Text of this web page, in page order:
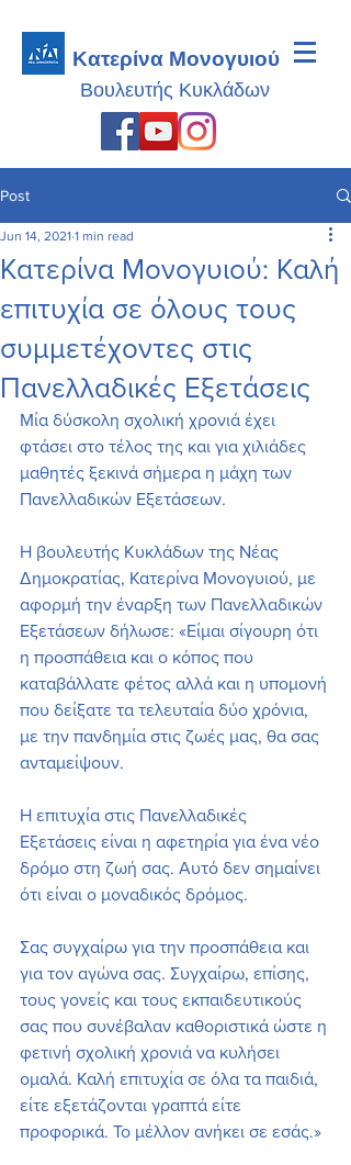
Κατερίνα Μονογυιού
Βουλευτής Κυκλάδων
Post
Κατερίνα Μονογυιού: Καλή
επιτυχία σε όλους τους
συμμετέχοντες στις
Πανελλαδικές Εξετάσεις
Jun 14, 2021 1 min read
Μία δύσκολη σχολική χρονιά έχει
φτάσει στο τέλος της και για χιλιάδες
μαθητές ξεκινά σήμερα η μάχη των
Πανελλαδικών Εξετάσεων.
Η βουλευτής Κυκλάδων της Νέας
Δημοκρατίας, Κατερίνα Μονογυιού, με
αφορμή την έναρξη των Πανελλαδικών
Εξετάσεων δήλωσε: «Είμαι σίγουρη ότι
η προσπάθεια και ο κόπος που
καταβάλλατε φέτος αλλά και η υπομονή
που δείξατε τα τελευταία δύο χρόνια,
με την πανδημία στις ζωές μας, θα σας
ανταμείψουν.
Η επιτυχία στις Πανελλαδικές
Εξετάσεις είναι η αφετηρία για ένα νέο
δρόμο στη ζωή σας. Αυτό δεν σημαίνει
ότι είναι ο μοναδικός δρόμος.
Σας συγχαίρω για την προσπάθεια και
για τον αγώνα σας. Συγχαίρω, επίσης,
τους γονείς και τους εκπαιδευτικούς
σας που συνέβαλαν καθοριστικά ώστε η
φετινή σχολική χρονιά να κυλήσει
ομαλά. Καλή επιτυχία σε όλα τα παιδιά,
είτε εξετάζονται γραπτά είτε
προφορικά. Το μέλλον ανήκει σε εσάς.»